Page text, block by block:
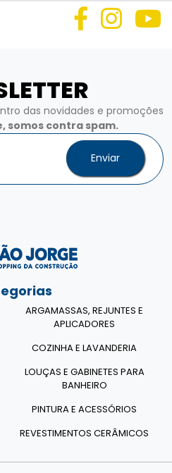
das novidades e promoções
somos contra spam.
Enviar
ARGAMASSAS, REJUNTES E
APLICADORES
COZINHA E LAVANDERIA
LOUÇAS E GABINETES PARA
BANHEIRO
PINTURA E ACESSÓRIOS
REVESTIMENTOS CERÂMICOS